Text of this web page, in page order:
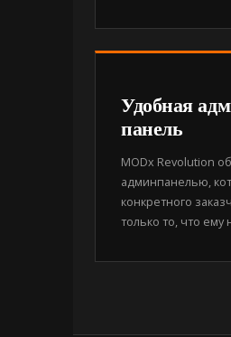
Удобная
панель
MODx Revolution
админпанелью,
конкретного
только то, что ему